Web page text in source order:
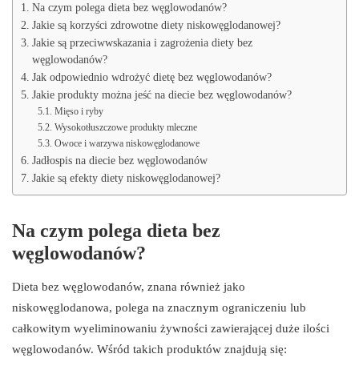
Na czym polega dieta bez węglowodanów?
Jakie są korzyści zdrowotne diety niskowęglodanowej?
Jakie są przeciwwskazania i zagrożenia diety bez
węglowodanów?
Jak odpowiednio wdrożyć dietę bez węglowodanów?
Jakie produkty można jeść na diecie bez węglowodanów?
Mięso i ryby
Wysokotłuszczowe produkty mleczne
Owoce i warzywa niskowęglodanowe
Jadłospis na diecie bez węglowodanów
Jakie są efekty diety niskowęglodanowej?
Na czym polega dieta bez
węglowodanów?
Dieta bez węglowodanów, znana również jako
niskowęglodanowa, polega na znacznym ograniczeniu lub
całkowitym wyeliminowaniu żywności zawierającej duże ilości
węglowodanów. Wśród takich produktów znajdują się: